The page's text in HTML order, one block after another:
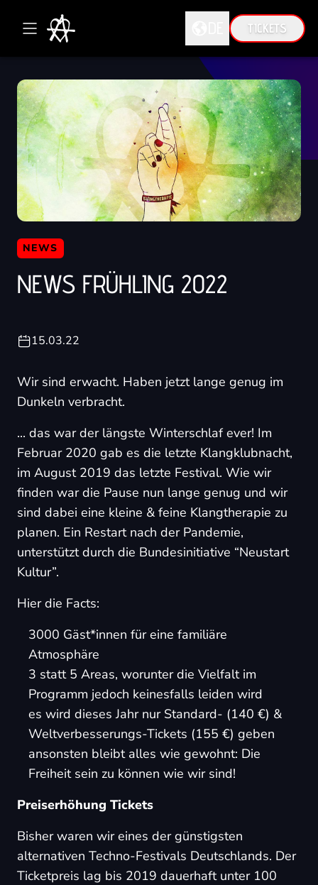
DE
EN
TICKETS
NEWS
NEWS FRÜHLING 2022
15.03.22
Wir sind erwacht. Haben jetzt lange genug im
Dunkeln verbracht.
... das war der längste Winterschlaf ever! Im
Februar 2020 gab es die letzte Klangklubnacht,
im August 2019 das letzte Festival. Wie wir
finden war die Pause nun lange genug und wir
sind dabei eine kleine & feine Klangtherapie zu
planen. Ein Restart nach der Pandemie,
unterstützt durch die Bundesinitiative “Neustart
Kultur”.
Hier die Facts:
3000 Gäst*innen für eine familiäre
Atmosphäre
3 statt 5 Areas, worunter die Vielfalt im
Programm jedoch keinesfalls leiden wird
es wird dieses Jahr nur Standard- (140 €) &
Weltverbesserungs-Tickets (155 €) geben
ansonsten bleibt alles wie gewohnt: Die
Freiheit sein zu können wie wir sind!
Preiserhöhung Tickets
Bisher waren wir eines der günstigsten
alternativen Techno-Festivals Deutschlands. Der
Ticketpreis lag bis 2019 dauerhaft unter 100